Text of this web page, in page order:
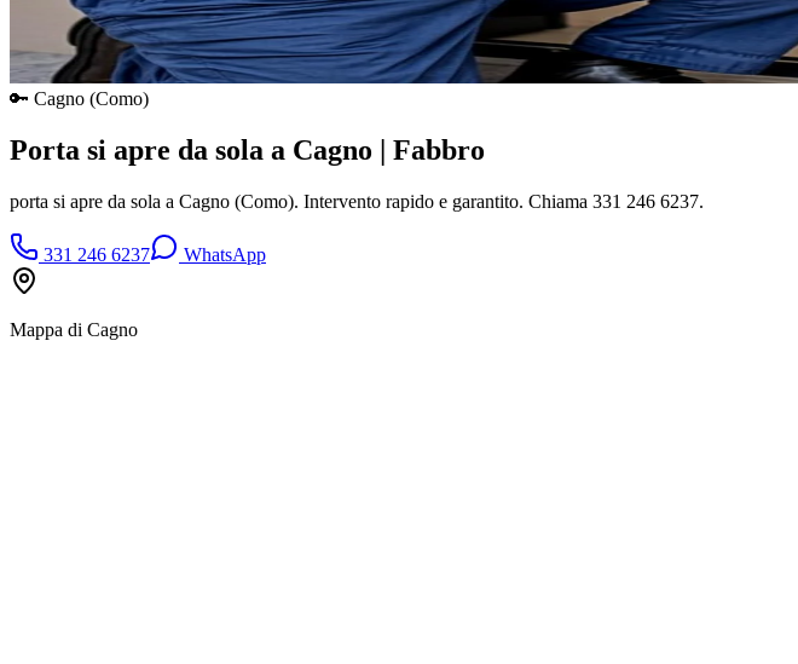
🔑 Cagno (Como)
Porta si apre da sola a Cagno | Fabbro
porta si apre da sola a Cagno (Como). Intervento rapido e garantito. Chiama 331 246 6237.
331 246 6237 WhatsApp
Mappa di Cagno